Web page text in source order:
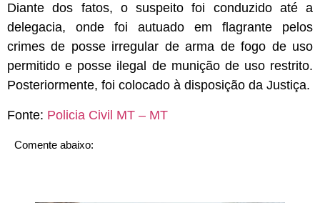
Diante dos fatos, o suspeito foi conduzido até a
delegacia, onde foi autuado em flagrante pelos
crimes de posse irregular de arma de fogo de uso
permitido e posse ilegal de munição de uso restrito.
Posteriormente, foi colocado à disposição da Justiça.
Fonte: Policia Civil MT – MT
Comente abaixo: